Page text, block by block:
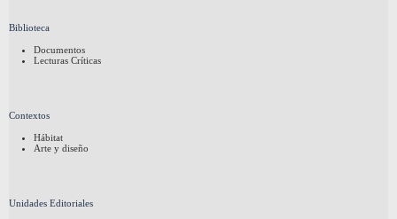
Biblioteca
Documentos
Lecturas Críticas
Contextos
Hábitat
Arte y diseño
Unidades Editoriales